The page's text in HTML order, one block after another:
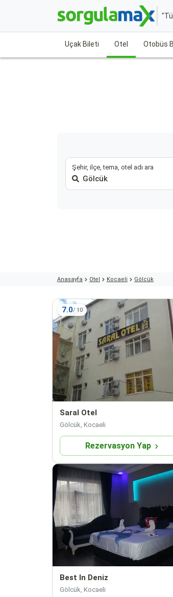
Uçak Bileti Otel Otobüs
Şehir, ilçe, tema, otel adı ara
Anasayfa Otel Kocaeli Gölcük
7.0
Saral Otel
Gölcük, Kocaeli
Rezervasyon Yap
Best In Deniz
Gölcük, Kocaeli